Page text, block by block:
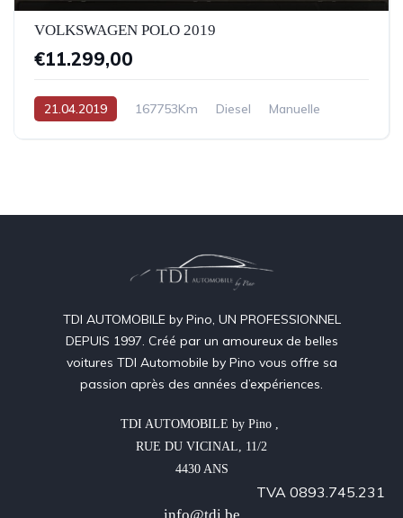
VOLKSWAGEN POLO 2019
€11.299,00
21.04.2019 167753Km Diesel Manuelle
TDI AUTOMOBILE by Pino, UN PROFESSIONNEL
DEPUIS 1997. Créé par un amoureux de belles
voitures TDI Automobile by Pino vous offre sa
passion après des années d’expériences.
TDI AUTOMOBILE by Pino ,
RUE DU VICINAL, 11/2
4430 ANS
TVA 0893.745.231